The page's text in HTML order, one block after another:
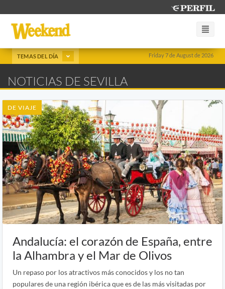
Friday 7 de August de 2026
TEMAS DEL DÍA
NOTICIAS DE SEVILLA
DE VIAJE
Andalucía: el corazón de España, entre
la Alhambra y el Mar de Olivos
Un repaso por los atractivos más conocidos y los no tan
populares de una región ibérica que es de las más visitadas por